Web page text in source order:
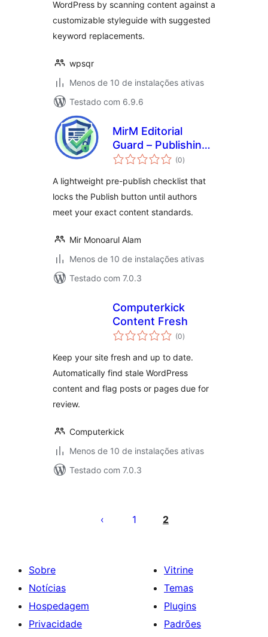
WordPress by scanning content against a
customizable styleguide with suggested
keyword replacements.
wpsqr
Menos de 10 de instalações ativas
Testado com 6.9.6
MirM Editorial
Guard – Publishing
Checklist & (0total
de
)
A lightweight pre-publish checklist that
locks the Publish button until authors
meet your exact content standards.
Mir Monoarul Alam
Menos de 10 de instalações ativas
Testado com 7.0.3
Computerkick
Content Fresh
(0total
de
)
Keep your site fresh and up to date.
Automatically find stale WordPress
content and flag posts or pages due for
review.
Computerkick
Menos de 10 de instalações ativas
Testado com 7.0.3
1 2
Sobre
Notícias
Hospedagem
Privacidade
Vitrine
Temas
Plugins
Padrões